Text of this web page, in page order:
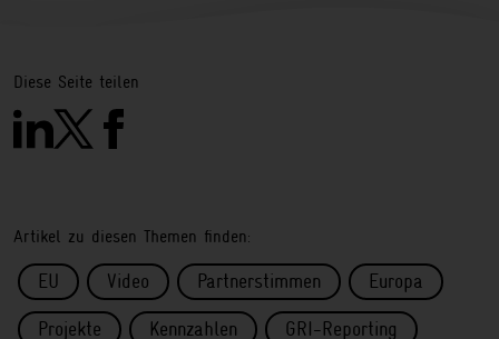
Diese Seite teilen
Artikel zu diesen Themen finden:
EU Video Partnerstimmen Europa
Projekte Kennzahlen GRI-Reporting